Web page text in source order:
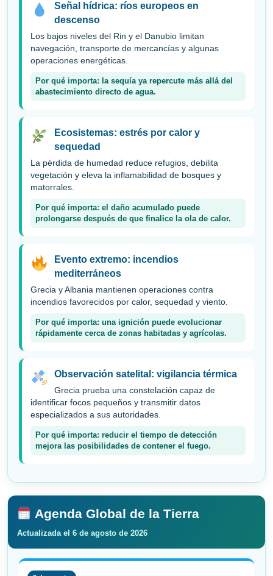
Señal hídrica: ríos europeos en
descenso
Los bajos niveles del Rin y el Danubio limitan
navegación, transporte de mercancías y algunas
operaciones energéticas.
Por qué importa: la sequía ya repercute más allá del
abastecimiento directo de agua.
Ecosistemas: estrés por calor y
sequedad
La pérdida de humedad reduce refugios, debilita
vegetación y eleva la inflamabilidad de bosques y
matorrales.
Por qué importa: el daño acumulado puede
prolongarse después de que finalice la ola de calor.
Evento extremo: incendios
mediterráneos
Grecia y Albania mantienen operaciones contra
incendios favorecidos por calor, sequedad y viento.
Por qué importa: una ignición puede evolucionar
rápidamente cerca de zonas habitadas y agrícolas.
Observación satelital: vigilancia térmica
Grecia prueba una constelación capaz de
identificar focos pequeños y transmitir datos
especializados a sus autoridades.
Por qué importa: reducir el tiempo de detección
mejora las posibilidades de contener el fuego.
Agenda Global de la Tierra
Actualizada el 6 de agosto de 2026